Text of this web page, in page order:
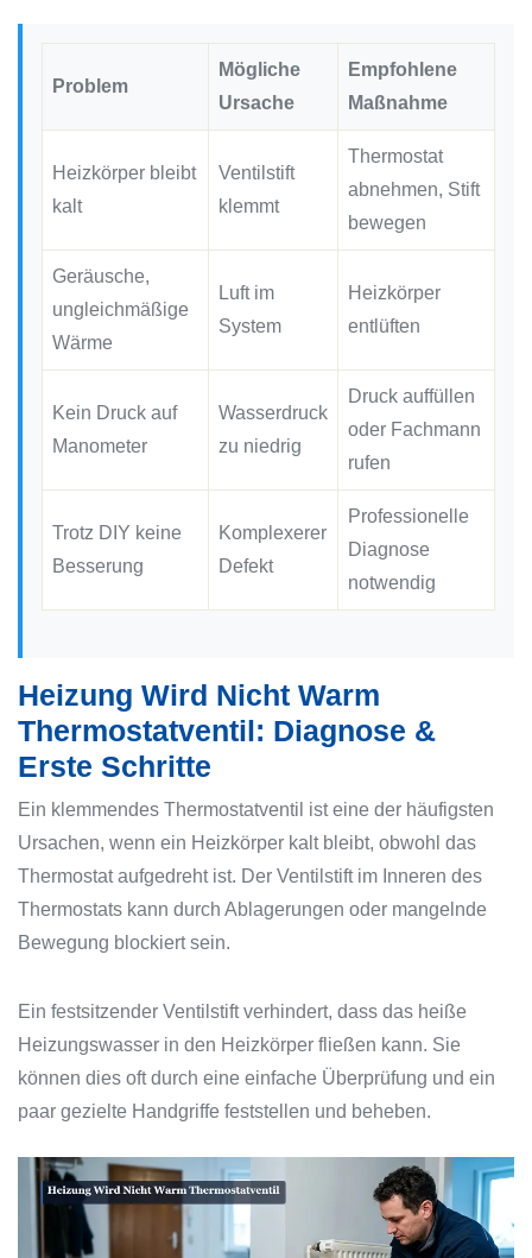
Problem
Mögliche
Ursache
Empfohlene
Maßnahme
Heizkörper bleibt
kalt
Ventilstift
klemmt
Thermostat
abnehmen, Stift
bewegen
Geräusche,
ungleichmäßige
Wärme
Luft im
System
Heizkörper
entlüften
Kein Druck auf
Manometer
Wasserdruck
zu niedrig
Druck auffüllen
oder Fachmann
rufen
Trotz DIY keine
Besserung
Komplexerer
Defekt
Professionelle
Diagnose
notwendig
Heizung Wird Nicht Warm
Thermostatventil: Diagnose &
Erste Schritte
Ein klemmendes Thermostatventil ist eine der häufigsten
Ursachen, wenn ein Heizkörper kalt bleibt, obwohl das
Thermostat aufgedreht ist. Der Ventilstift im Inneren des
Thermostats kann durch Ablagerungen oder mangelnde
Bewegung blockiert sein.
Ein festsitzender Ventilstift verhindert, dass das heiße
Heizungswasser in den Heizkörper fließen kann. Sie
können dies oft durch eine einfache Überprüfung und ein
paar gezielte Handgriffe feststellen und beheben.